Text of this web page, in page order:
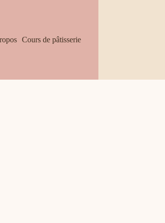
Cours de pâtisserie